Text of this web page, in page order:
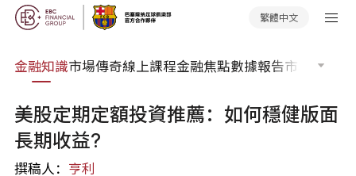
繁體中文
金融知識市場傳奇線上課程金融焦點數據報告市場分析
美股定期定額投資推薦：如何穩健版面
長期收益?
撰稿人： 亨利